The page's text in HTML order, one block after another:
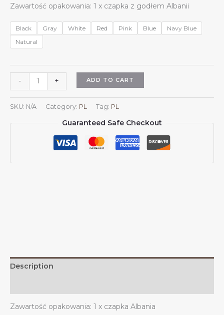
Zawartość opakowania: 1 x czapka z godłem Albanii
Black Gray White Red Pink Blue
Navy Blue
Natural
-
z
godłem
Albanii,
czapki
z
daszkiem
+ ADD TO CART
SKU: N/A Category: PL Tag: PL
Guaranteed Safe Checkout
Description
Zawartość opakowania: 1 x czapka Albania